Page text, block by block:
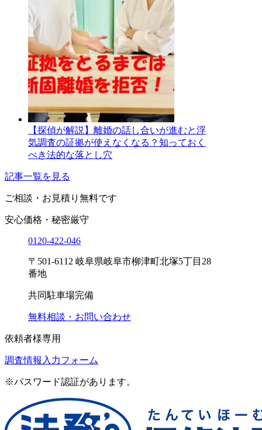
【探偵が解説】離婚の話し合いが進むと浮
気調査の証拠が使えなくなる？知っておく
べき法的な落とし穴
記事一覧を見る
ご相談・お見積り 無料です
安心価格・秘密厳守
0120-422-046
〒501-6112 岐阜県岐阜市柳津町北塚5丁目28
番地
共同駐車場完備
無料相談・お問い合わせ
依頼者様専用
調査情報入力フォーム
※パスワード認証があります。